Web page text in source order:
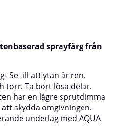
sprayfärg från
Se till att ytan är ren,
torr. Ta bort lösa delar.
har en lägre sprutdimma
skydda omgivningen.
underlag med AQUA